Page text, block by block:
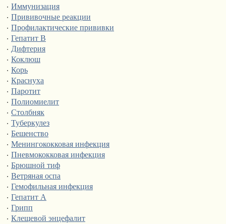
· Иммунизация
· Прививочные реакции
· Профилактические прививки
· Гепатит В
· Дифтерия
· Коклюш
· Корь
· Краснуха
· Паротит
· Полиомиелит
· Столбняк
· Туберкулез
· Бешенство
· Менингококковая инфекция
· Пневмококковая инфекция
· Брюшной тиф
· Ветряная оспа
· Гемофильная инфекция
· Гепатит А
· Грипп
· Клещевой энцефалит